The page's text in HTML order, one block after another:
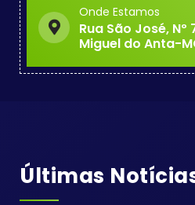
Onde Estamos
Rua São José,
Miguel do Anta-
Últimas